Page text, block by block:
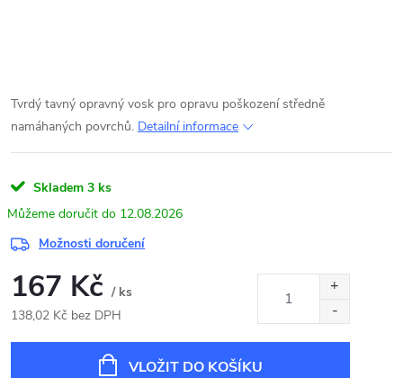
Tvrdý tavný opravný vosk pro opravu poškození středně
namáhaných povrchů. Detailní informace
Skladem 3 ks
12.08.2026
Možnosti doručení
167 Kč / ks
138,02 Kč bez DPH
VLOŽIT DO KOŠÍKU